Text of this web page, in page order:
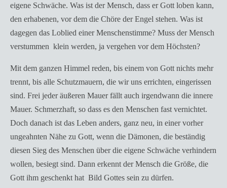
eigene Schwäche. Was ist der Mensch, dass er Gott loben kann,
den erhabenen, vor dem die Chöre der Engel stehen. Was ist
dagegen das Loblied einer Menschenstimme? Muss der Mensch
verstummen  klein werden, ja vergehen vor dem Höchsten?
Mit dem ganzen Himmel reden, bis einem von Gott nichts mehr
trennt, bis alle Schutzmauern, die wir uns errichten, eingerissen
sind. Frei jeder äußeren Mauer fällt auch irgendwann die innere
Mauer. Schmerzhaft, so dass es den Menschen fast vernichtet.
Doch danach ist das Leben anders, ganz neu, in einer vorher
ungeahnten Nähe zu Gott, wenn die Dämonen, die beständig
diesen Sieg des Menschen über die eigene Schwäche verhindern
wollen, besiegt sind. Dann erkennt der Mensch die Größe, die
Gott ihm geschenkt hat  Bild Gottes sein zu dürfen.